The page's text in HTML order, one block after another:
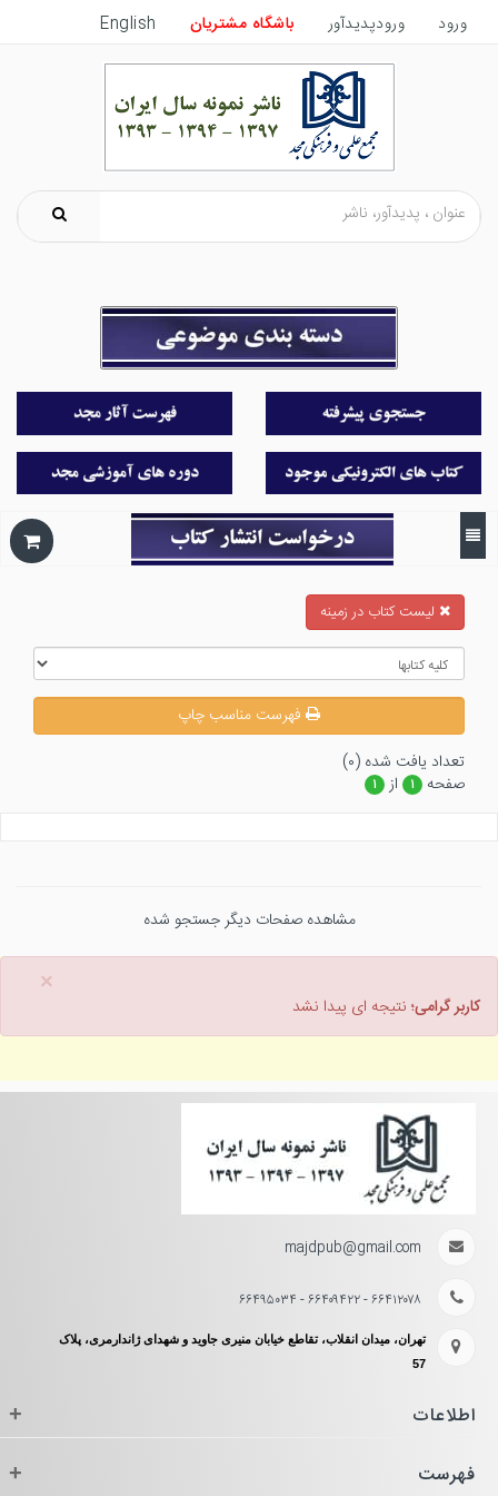
ورود ورودپدیدآور باشگاه مشتریان English
ليست كتاب در زمينه
فهرست مناسب چاپ
تعداد يافت شده (۰)
صفحه
۱ از ۱
مشاهده صفحات دیگر جستجو شده
×
کاربر گرامی؛ نتیجه ای پیدا نشد
majdpub@gmail.com
۶۶۴۱۲۰۷۸ - ۶۶۴۰۹۴۲۲ - ۶۶۴۹۵۰۳۴
تهران، میدان انقلاب، تقاطع خیابان منیری جاوید و شهدای ژاندارمری، پلاک
57
اطلاعات +
فهرست +